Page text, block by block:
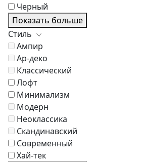
Черный
Показать больше
Стиль
Ампир
Ар-деко
Классический
Лофт
Минимализм
Модерн
Неоклассика
Скандинавский
Современный
Хай-тек